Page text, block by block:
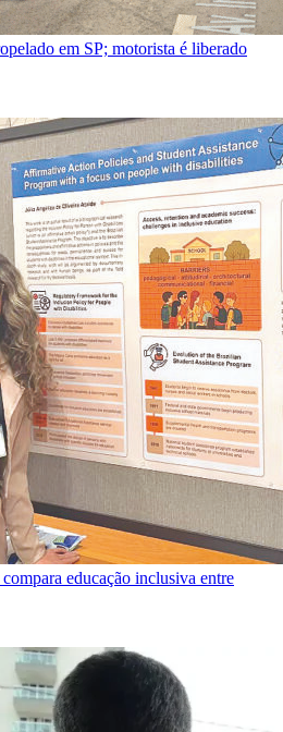
em SP; motorista é liberado
educação inclusiva entre